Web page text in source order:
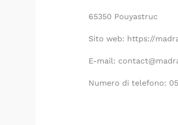
65350 Pouyastruc
Sito web: https://
E-mail:
Numero di telefono: